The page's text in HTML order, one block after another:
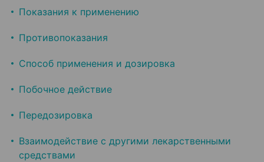
Показания к применению
Противопоказания
Способ применения и дозировка
Побочное действие
Передозировка
Взаимодействие с другими лекарственными
средствами